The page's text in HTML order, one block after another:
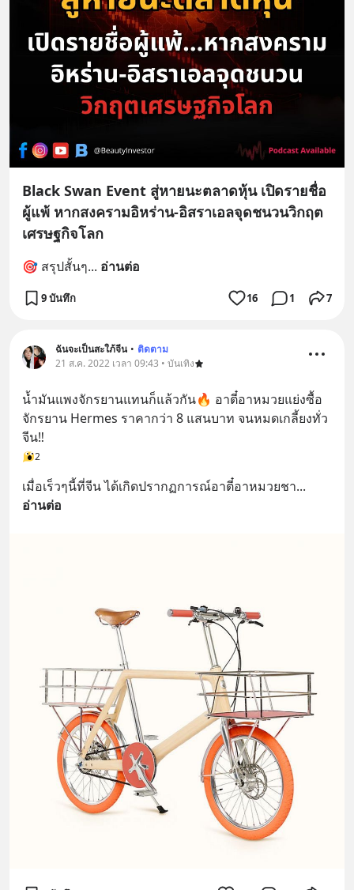
Black Swan Event สู่หายนะตลาดหุ้น เปิดรายชื่อ
ผู้แพ้ หากสงครามอิหร่าน-อิสราเอลจุดชนวนวิกฤต
เศรษฐกิจโลก
🎯 สรุปสั้นๆ... อ่านต่อ
9 บันทึก 16 1 7
ฉันจะเป็นสะใภ้จีน • ติดตาม
21 ส.ค. 2022 เวลา 09:43 • บันเทิง
น้ำมันแพงจักรยานแทนก็แล้วกัน🔥 อาตี๋อาหมวยแย่งซื้อ
จักรยาน Hermes ราคากว่า 8 แสนบาท จนหมดเกลี้ยงทั่ว
จีน‼️
2
เมื่อเร็วๆนี้ที่จีน ได้เกิดปรากฏการณ์อาตี๋อาหมวยชา
อ่านต่อ